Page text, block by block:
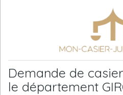
Demande de
le département